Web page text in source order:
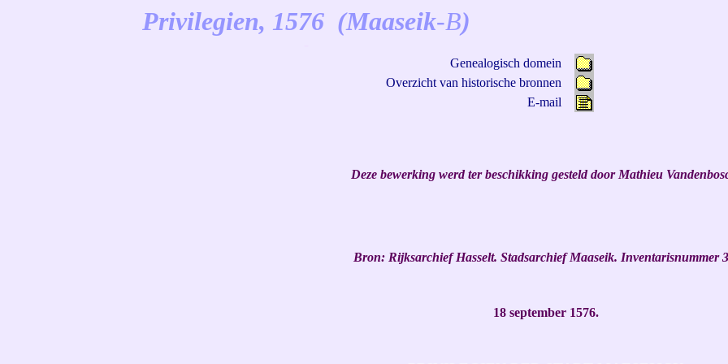
Privilegien, 1576 (Maaseik-B)
Genealogisch domein
Overzicht van historische bronnen
E-mail
Deze bewerking werd ter beschikking gesteld door Mathieu
Bron: Rijksarchief Hasselt. Stadsarchief Maaseik. Inventarisnummer
18 september 1576.